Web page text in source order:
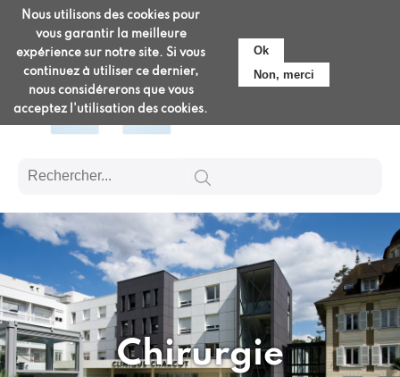
Nous utilisons des cookies pour
vous garantir la meilleure
expérience sur notre site. Si vous
continuez à utiliser ce dernier,
nous considérerons que vous
acceptez l'utilisation des cookies.
Ok
Non, merci
Aller
contenu
Pré-admission
Chirurgie